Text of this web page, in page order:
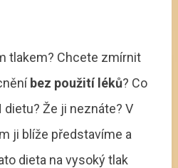
tlakem? Chcete zmírnit
bez použití léků? Co
Že ji neznáte? V
ji blíže představíme a
dieta na vysoký tlak